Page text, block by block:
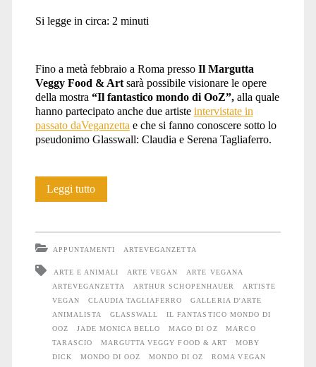
fantastico
mondo
ooz</span>
Si legge in circa: 2 minuti
Fino a metà febbraio a Roma presso Il Margutta
Veggy Food & Artsarà possibile visionare le opere
della mostra “Il fantastico mondo di OoZ”,alla quale
hanno partecipato anche due artiste intervistate in
passato daVeganzetta e che si fanno conoscere sotto lo
pseudonimo Glasswall: Claudia e Serena Tagliaferro.
Leggi tuttoIl
OoZ:
mostra
d’arte
APPUNTAMENTI ARTEVEGANZETTA
ARTE E ANIMALI ARTE VEGAN
ARTE VEGANA
ARTEVEGANZETTA
ARTHUR SCHOPENHAUER
ARTISTE
VEGAN
CLAUDIA TAGLIAFERRO
GALLERIA D'ARTE
ANIMALISTA
GLASSWALL
IL FANTASTICO MONDO DI
OOZ
JADE MONICA BELLO MAGO DI OZ
MARCO
TARASCIO
MARGUTTA VEGGY FOOD & ART
MOBY
DICK
MONDO DI OOZ MONDO DI OZ
ROMA VEGAN